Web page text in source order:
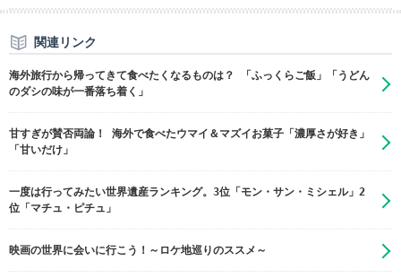
関連リンク
海外旅行から帰ってきて食べたくなるものは？ 「ふっくらご飯」「うどん
のダシの味が一番落ち着く」
甘すぎが賛否両論！ 海外で食べたウマイ＆マズイお菓子「濃厚さが好き」
「甘いだけ」
一度は行ってみたい世界遺産ランキング。3位「モン・サン・ミシェル」2
位「マチュ・ピチュ」
映画の世界に会いに行こう！～ロケ地巡りのススメ～